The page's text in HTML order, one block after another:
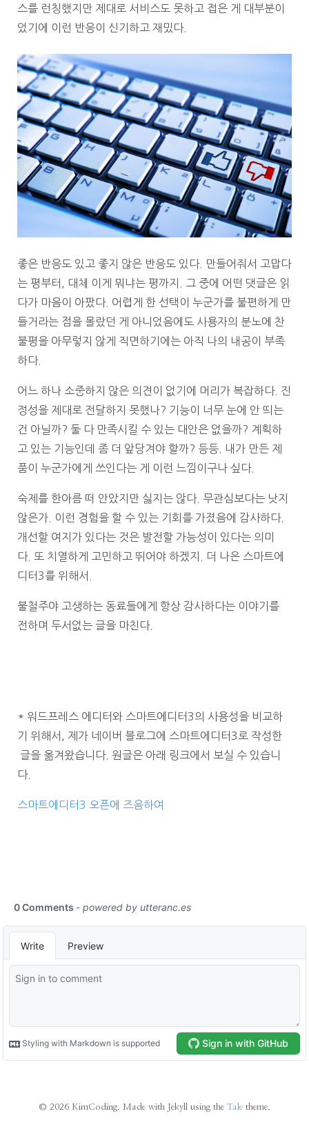
스를 런칭했지만 제대로 서비스도 못하고 접은 게 대부분이
었기에 이런 반응이 신기하고 재밌다.
좋은 반응도 있고 좋지 않은 반응도 있다. 만들어줘서 고맙다
는 평부터, 대체 이게 뭐냐는 평까지. 그 중에 어떤 댓글은 읽
다가 마음이 아팠다. 어렵게 한 선택이 누군가를 불편하게 만
들거라는 점을 몰랐던 게 아니었음에도 사용자의 분노에 찬
불평을 아무렇지 않게 직면하기에는 아직 나의 내공이 부족
하다.
어느 하나 소중하지 않은 의견이 없기에 머리가 복잡하다. 진
정성을 제대로 전달하지 못했나? 기능이 너무 눈에 안 띄는
건 아닐까? 둘 다 만족시킬 수 있는 대안은 없을까? 계획하
고 있는 기능인데 좀 더 앞당겨야 할까? 등등. 내가 만든 제
품이 누군가에게 쓰인다는 게 이런 느낌이구나 싶다.
숙제를 한아름 떠 안았지만 싫지는 않다. 무관심보다는 낫지
않은가. 이런 경험을 할 수 있는 기회를 가졌음에 감사하다.
개선할 여지가 있다는 것은 발전할 가능성이 있다는 의미
다. 또 치열하게 고민하고 뛰어야 하겠지. 더 나은 스마트에
디터3를 위해서.
불철주야 고생하는 동료들에게 항상 감사하다는 이야기를
전하며 두서없는 글을 마친다.
* 워드프레스 에디터와 스마트에디터3의 사용성을 비교하
기 위해서, 제가 네이버 블로그에 스마트에디터3로 작성한
글을 옮겨왔습니다. 원글은 아래 링크에서 보실 수 있습니
다.
스마트에디터3 오픈에 즈음하여
© 2026 KimCoding. Made with Jekyll using the Tale theme.